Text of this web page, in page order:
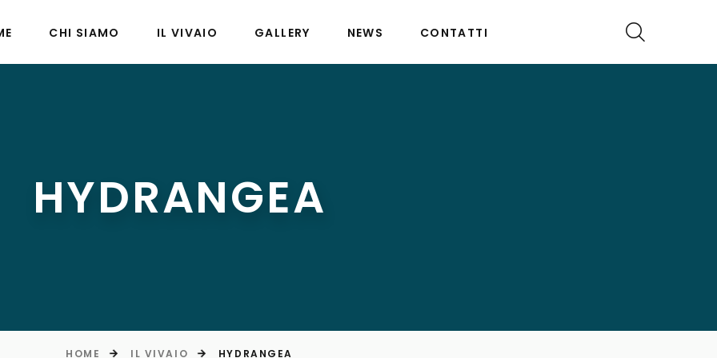
CHI SIAMO IL VIVAIO GALLERY NEWS CONTATTI
HYDRANGEA
HOME IL VIVAIO HYDRANGEA